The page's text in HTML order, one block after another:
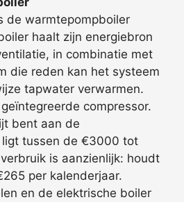
de warmtepompboiler
haalt zijn energiebron
in combinatie met
die reden kan het systeem
tapwater verwarmen.
compressor.
bent aan de
tussen de €3000 tot
is aanzienlijk: houdt
per kalenderjaar.
en de elektrische boiler